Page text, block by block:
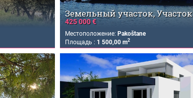
Земельный участок, Участок
425 000 €
Местоположение: Pakoštane
Площадь : 1 500,00 m2